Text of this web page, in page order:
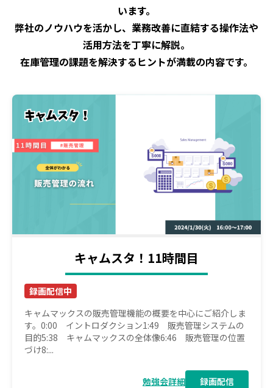
います。
弊社のノウハウを活かし、業務改善に直結する操作法や
活用方法を丁寧に解説。
在庫管理の課題を解決するヒントが満載の内容です。
キャムスタ！11時間目
録画配信中
キャムマックスの販売管理機能の概要を中心にご紹介しま
す。0:00 イントロダクション1:49 販売管理システムの
目的5:38 キャムマックスの全体像6:46 販売管理の位置
づけ8:...
勉強会詳細 録画配信